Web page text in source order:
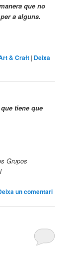
que no
a alguns.
& Craft | Deixa
tiene que
Grupos
un comentari